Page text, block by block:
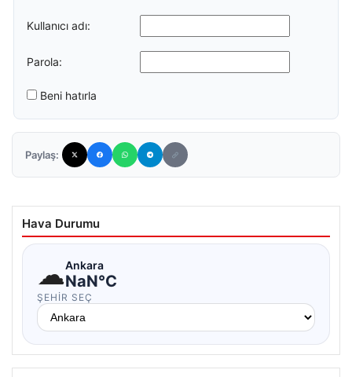
Kullanıcı adı:
Parola:
Beni hatırla
Paylaş:
Hava Durumu
☁Ankara
NaN°C
ŞEHIR SEÇ